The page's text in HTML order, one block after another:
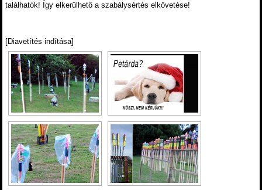
találhatók! Így elkerülhető a szabálysértés elkövetése!
[Diavetítés indítása]